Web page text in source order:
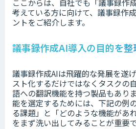
考えている方に向けて、議事録作
ントをご紹介します。
議事録作成AI導入の目的を整
議事録作成AIは飛躍的な発展を遂
スト化するだけではなくタスクの
語への翻訳機能を持つ製品もあり
能を選定するためには、下記の例
る課題」と「どのような機能があ
をまず洗い出してみることが重要で